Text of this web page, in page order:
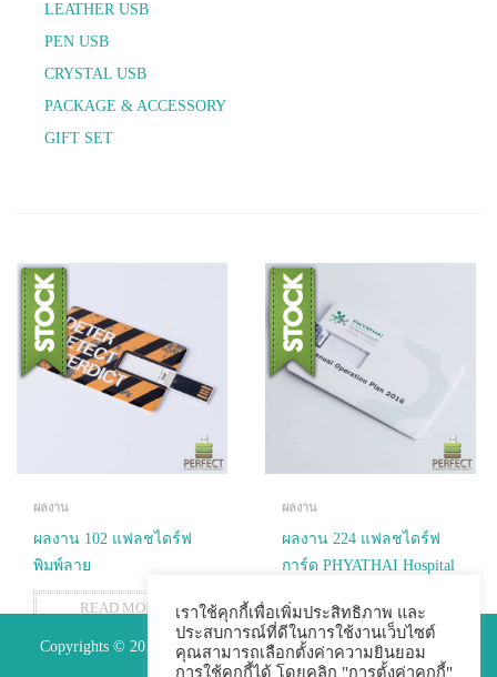
LEATHER USB
PEN USB
CRYSTAL USB
PACKAGE & ACCESSORY
GIFT SET
ผลงาน
ผลงาน 102 แฟลชไดร์ฟ
พิมพ์ลาย
READ MORE
ผลงาน
ผลงาน 224 แฟลชไดร์ฟ
การ์ด PHYATHAI Hospital
READ MORE
Copyrights © 2015 Premium Perfect Co.,ltd. All Rights Reserved.
เราใช้คุกกี้เพื่อเพิ่มประสิทธิภาพ และ
ประสบการณ์ที่ดีในการใช้งานเว็บไซต์
คุณสามารถเลือกตั้งค่าความยินยอม
การใช้คุกกี้ได้ โดยคลิก "การตั้งค่าคุกกี้"